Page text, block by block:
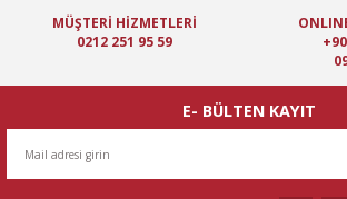
Ürün bilgilerinde hatalar bulunuyor.
Ürün fiyatı diğer sitelerden daha pahalı.
MÜŞTERİ HİZMETLERİ
0212 251 95 59
E- BÜLTEN KAYIT